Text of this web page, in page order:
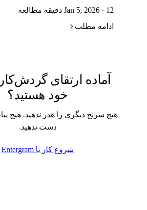
Jan 5, 2026 · 12 دقیقه مطالعه
ادامه مطلب
آماده ارتقای گردش‌کار
خود هستید؟
هیچ سرنخ دیگری را هدر ندهید. هیچ پیام
دست ندهید.
شروع کار با Entergram